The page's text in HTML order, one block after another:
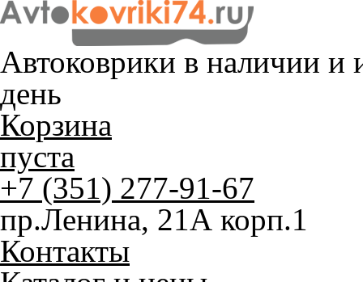
Автоковрики в наличии и
день
Корзина
пуста
+7 (351) 277-91-67
пр.Ленина, 21А корп.1
Контакты